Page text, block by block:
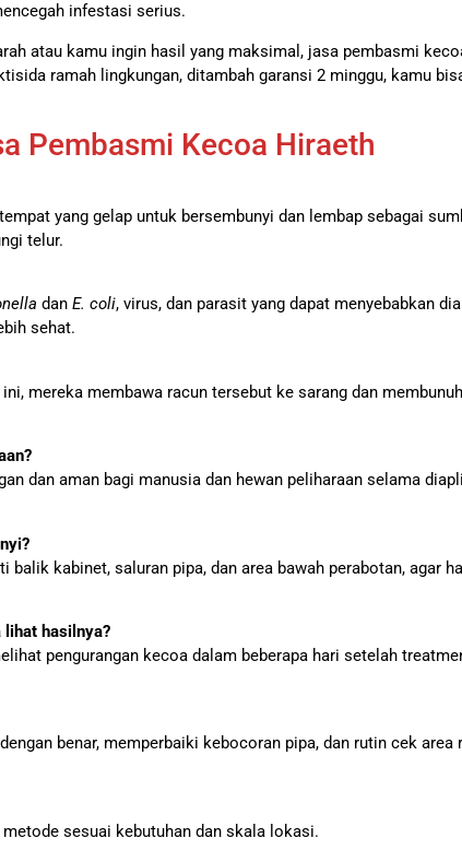
infestasi serius.
atau kamu ingin hasil yang maksimal, jasa pembasmi
ramah lingkungan, ditambah garansi 2 minggu, kamu
Pembasmi Kecoa Hiraeth
yang gelap untuk bersembunyi dan lembap sebagai
telur.
dan E. coli, virus, dan parasit yang dapat menyebabkan
sehat.
mereka membawa racun tersebut ke sarang dan
dan aman bagi manusia dan hewan peliharaan selama
kabinet, saluran pipa, dan area bawah perabotan, agar
lihat hasilnya?
pengurangan kecoa dalam beberapa hari setelah
benar, memperbaiki kebocoran pipa, dan rutin cek area
sesuai kebutuhan dan skala lokasi.